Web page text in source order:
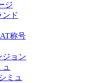
ジ
ンド
称号
ジョン
ミュ